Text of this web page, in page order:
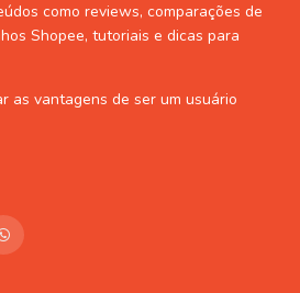
como reviews, comparações de
Shopee, tutoriais e dicas para
as vantagens de ser um usuário